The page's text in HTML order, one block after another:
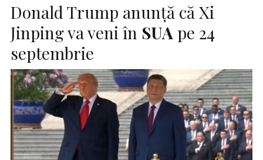
Donald Trump anunţă că Xi
Jinping va veni în SUA pe 24
septembrie